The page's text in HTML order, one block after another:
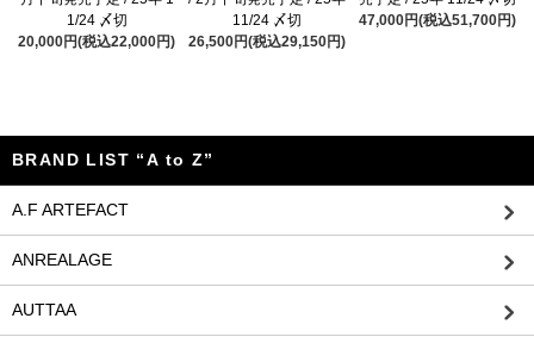
1/24 〆切
20,000円(税込22,000円)
11/24 〆切
26,500円(税込29,150円)
47,000円(税込51,700円)
BRAND LIST “A to Z”
A.F ARTEFACT
ANREALAGE
AUTTAA